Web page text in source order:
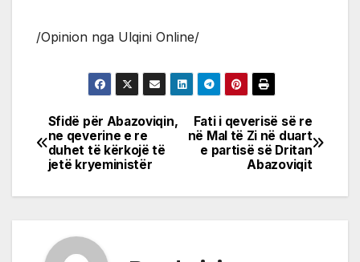
/Opinion nga Ulqini Online/
Post
navigation
Fati i qeverisë së re
në Mal të Zi në duart
e partisë së Dritan
Abazoviqit
Sfidë për Abazoviqin,
ne qeverine e re
duhet të kërkojë të
jetë kryeministër